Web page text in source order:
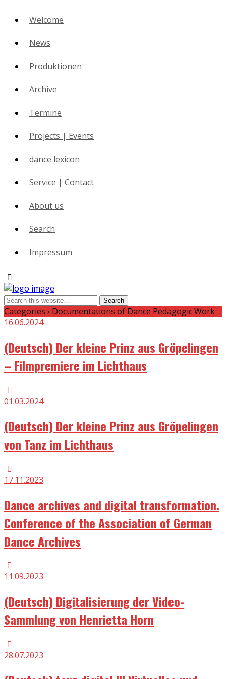
Welcome
News
Produktionen
Archive
Termine
Projects | Events
dance lexicon
Service | Contact
About us
Search
Impressum
Categories › Documentations of Dance Pedagogic Work
16.06.2024
(Deutsch) Der kleine Prinz aus Gröpelingen
– Filmpremiere im Lichthaus
01.03.2024
(Deutsch) Der kleine Prinz aus Gröpelingen
von Tanz im Lichthaus
17.11.2023
Dance archives and digital transformation.
Conference of the Association of German
Dance Archives
11.09.2023
(Deutsch) Digitalisierung der Video-
Sammlung von Henrietta Horn
28.07.2023